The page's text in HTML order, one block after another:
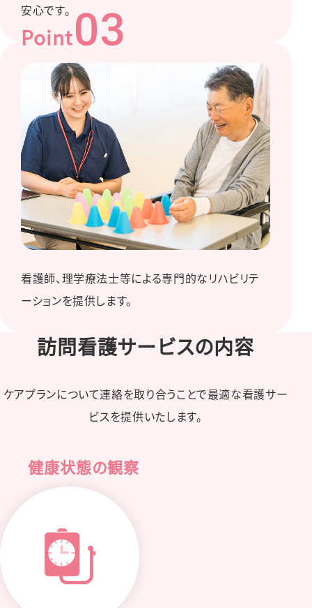
安⼼です。
Point03
看護師、理学療法⼠等による専⾨的なリハビリテ
ーションを提供します。
訪問看護サービスの内容
ケアプランについて連絡を取り合うことで最適な看護サー
ビスを提供いたします。
健康状態の観察